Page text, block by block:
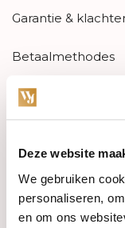
Deze website
We gebruiken
personaliseren,
en om ons
Garantie &
Betaalmethodes
Sitemap
Categories
Watches
Jewellery